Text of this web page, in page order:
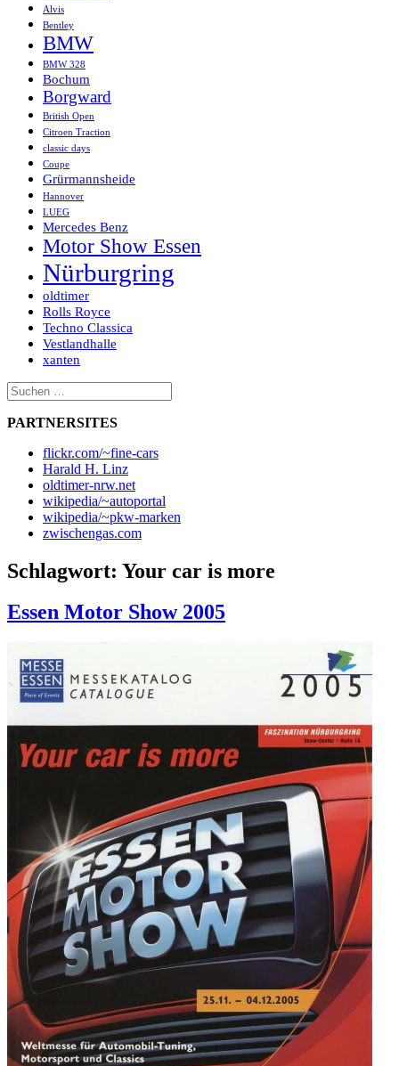
Alvis
Bentley
BMW
BMW 328
Bochum
Borgward
British Open
Citroen Traction
classic days
Coupe
Grürmannsheide
Hannover
LUEG
Mercedes Benz
Motor Show Essen
Nürburgring
oldtimer
Rolls Royce
Techno Classica
Vestlandhalle
xanten
Suchen
nach:
PARTNERSITES
flickr.com/~fine-cars
Harald H. Linz
oldtimer-nrw.net
wikipedia/~autoportal
wikipedia/~pkw-marken
zwischengas.com
Schlagwort: Your car is more
Essen Motor Show 2005